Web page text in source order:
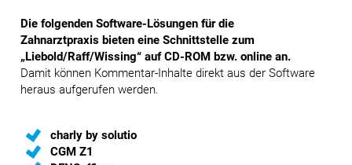
Die folgenden Software-Lösungen für die
Zahnarztpraxis bieten eine Schnittstelle zum
„Liebold/Raff/Wissing“ auf CD-ROM bzw. online an.
Damit können Kommentar-Inhalte direkt aus der Software
heraus aufgerufen werden.
charly by solutio
CGM Z1